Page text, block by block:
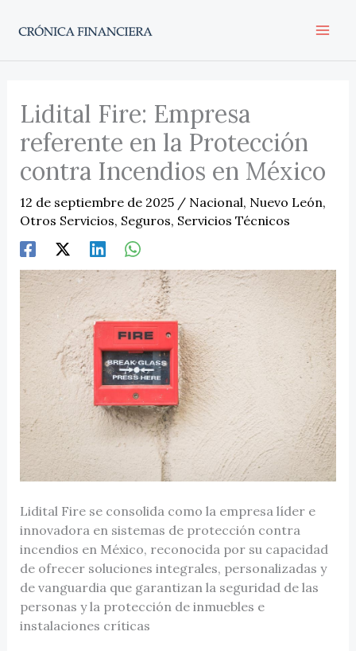
Lidital Fire: Empresa
referente en la Protección
contra Incendios en México
12 de septiembre de 2025 / Nacional, Nuevo León,
Otros Servicios, Seguros, Servicios Técnicos
Lidital Fire se consolida como la empresa líder e
innovadora en sistemas de protección contra
incendios en México, reconocida por su capacidad
de ofrecer soluciones integrales, personalizadas y
de vanguardia que garantizan la seguridad de las
personas y la protección de inmuebles e
instalaciones críticas